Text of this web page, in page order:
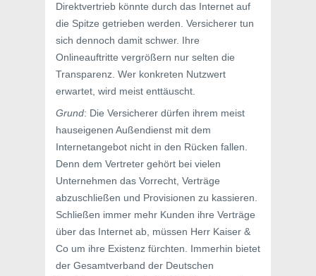
Direktvertrieb könnte durch das Internet auf
die Spitze getrieben werden. Versicherer tun
sich dennoch damit schwer. Ihre
Onlineauftritte vergrößern nur selten die
Transparenz. Wer konkreten Nutzwert
erwartet, wird meist enttäuscht.
Grund: Die Versicherer dürfen ihrem meist
hauseigenen Außendienst mit dem
Internetangebot nicht in den Rücken fallen.
Denn dem Vertreter gehört bei vielen
Unternehmen das Vorrecht, Verträge
abzuschließen und Provisionen zu kassieren.
Schließen immer mehr Kunden ihre Verträge
über das Internet ab, müssen Herr Kaiser &
Co um ihre Existenz fürchten. Immerhin bietet
der Gesamtverband der Deutschen